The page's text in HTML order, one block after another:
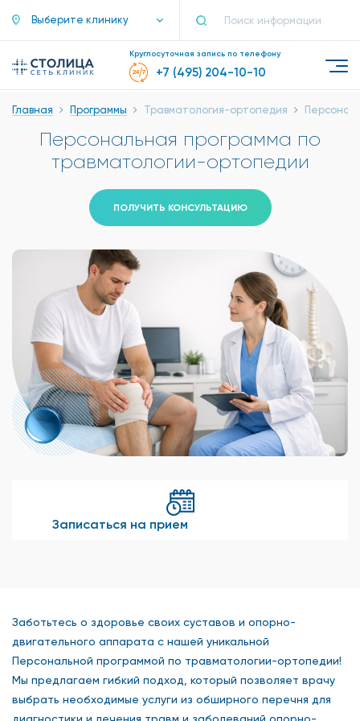
Выберите клинику
Круглосуточная запись по телефону
+7 (495) 204-10-10
Главная Программы Травматология-ортопедия
Персональная программа по
травматологии-ортопедии
ПОЛУЧИТЬ КОНСУЛЬТАЦИЮ
Записаться на прием
Заботьтесь о здоровье своих суставов и опорно-
двигательного аппарата с нашей уникальной
Персональной программой по травматологии-ортопедии!
Мы предлагаем гибкий подход, который позволяет врачу
выбрать необходимые услуги из обширного перечня для
диагностики и лечения травм и заболеваний опорно-